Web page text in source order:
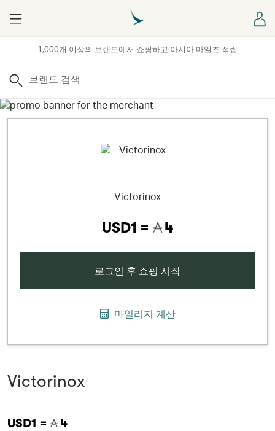
1,000개 이상의 브랜드에서 쇼핑하고 아시아 마일즈 적립
Menu
검색
Victorinox
USD1 = 4
로그인 후 쇼핑 시작
마일리지 계산
Victorinox
USD1 = 4